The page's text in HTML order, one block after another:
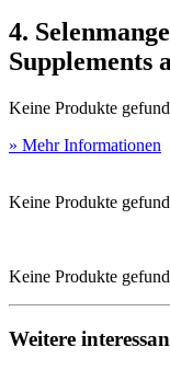
4.
Supplements
Keine Produkte
» Mehr Informationen
Keine Produkte
Keine Produkte
Weitere